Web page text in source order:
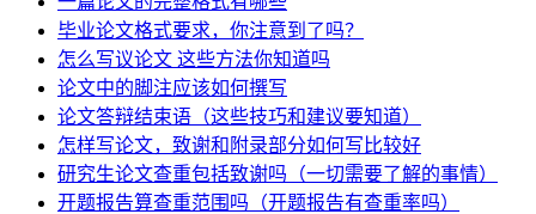
毕业论文格式要求，你注意到了吗？
怎么写议论文 这些方法你知道吗
论文中的脚注应该如何撰写
论文答辩结束语（这些技巧和建议要知道）
怎样写论文，致谢和附录部分如何写比较好
研究生论文查重包括致谢吗（一切需要了解的事情）
开题报告算查重范围吗（开题报告有查重率吗）